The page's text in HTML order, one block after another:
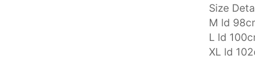
Size
M ld
L ld
XL ld